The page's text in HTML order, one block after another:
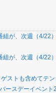
が、次週（4/22
が、次週（4/22
ストも含めてテ
ースデーイベント